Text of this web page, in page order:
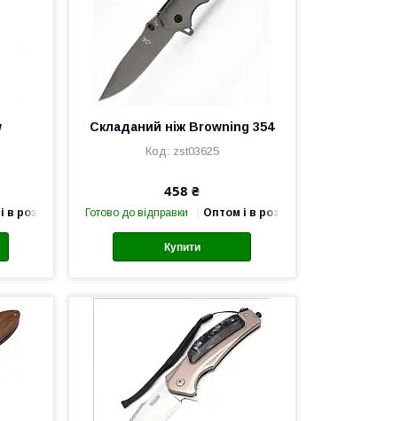
в роздріб
Складаний ніж Browning 354
zst03625
458 ₴
Готово до відправки Оптом і в роздріб
Купити